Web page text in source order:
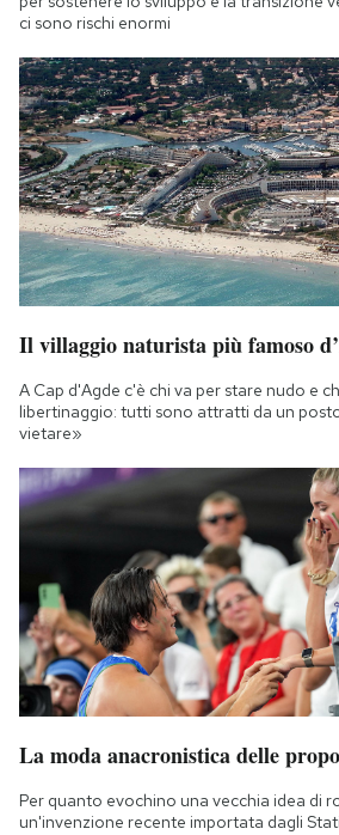
ci sono rischi enormi
Il villaggio naturista più famoso
A Cap d'Agde c'è chi va per stare nudo e
libertinaggio: tutti sono attratti da un
vietare»
La moda anacronistica delle
Per quanto evochino una vecchia idea di
un'invenzione recente importata dagli